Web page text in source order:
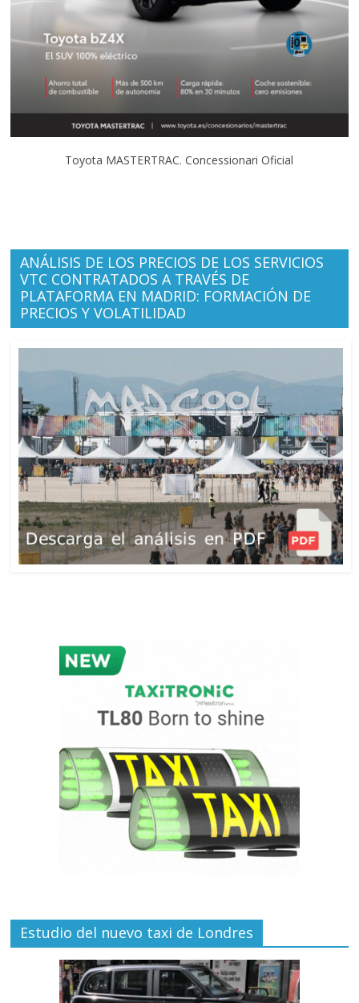
Toyota MASTERTRAC. Concessionari Oficial
ANÁLISIS DE LOS PRECIOS DE LOS SERVICIOS
VTC CONTRATADOS A TRAVÉS DE
PLATAFORMA EN MADRID: FORMACIÓN DE
PRECIOS Y VOLATILIDAD
Estudio del nuevo taxi de Londres